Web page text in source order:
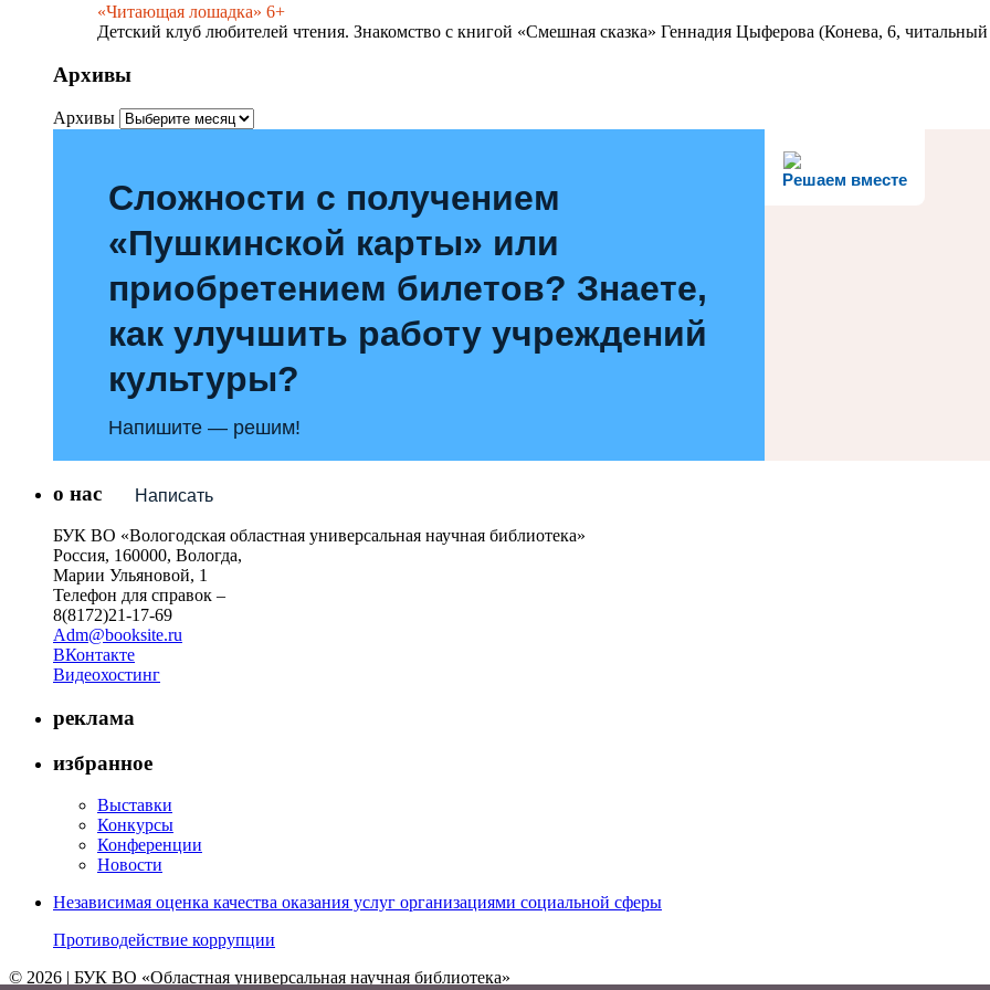
«Читающая лошадка» 6+
Детский клуб любителей чтения. Знакомство с книгой «Смешная сказка» Геннадия Цыферова (Конева, 6, читальный
Архивы
Архивы
Решаем вместе
Сложности с получением
«Пушкинской карты» или
приобретением билетов? Знаете,
как улучшить работу учреждений
культуры?
Напишите — решим!
Написать
о нас
БУК ВО «Вологодская областная универсальная научная библиотека»
Россия, 160000, Вологда,
Марии Ульяновой, 1
Телефон для справок –
8(8172)21-17-69
Adm@booksite.ru
ВКонтакте
Видеохостинг
реклама
избранное
Выставки
Конкурсы
Конференции
Новости
Независимая оценка качества оказания услуг организациями социальной сферы
Противодействие коррупции
© 2026 | БУК ВО «Областная универсальная научная библиотека»